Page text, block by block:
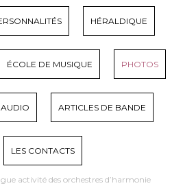
HÉRALDIQUE
ÉCOLE DE MUSIQUE PHOTOS
AUDIO ARTICLES DE BANDE
LES CONTACTS
activité des orchestres d’harmonie